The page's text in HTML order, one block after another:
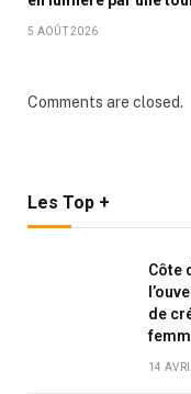
5 AOÛT 2026
Comments are closed.
Les Top +
Côte
de
14